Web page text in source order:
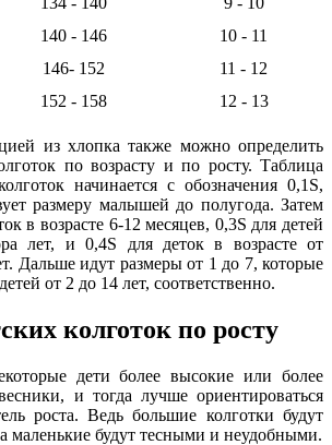
140 - 146
10 - 11
146- 152
11 - 12
152 - 158 12 - 13
из хлопка также можно определить
по возрасту и по росту. Таблица
начинается с обозначения 0,1S,
размеру малышей до полугода. Затем
в возрасте 6-12 месяцев, 0,3S для детей
лет, и 0,4S для деток в возрасте от
Дальше идут размеры от 1 до 7, которые
от 2 до 14 лет, соответственно.
колготок по росту
дети более высокие или более
и тогда лучше ориентироваться
роста. Ведь большие колготки будут
а маленькие будут тесными и неудобными.